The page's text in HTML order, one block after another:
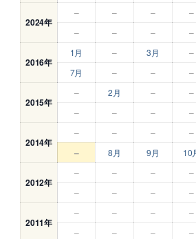
2024年
– – – –
–
– – –
2016年
1月 – 3月 –
7月
– – –
2015年
– 2月 – –
–
– – –
2014年
– – – –
– 8月 9月 10
2012年
– – – –
–
– – –
2011年
– – – –
–
– – –